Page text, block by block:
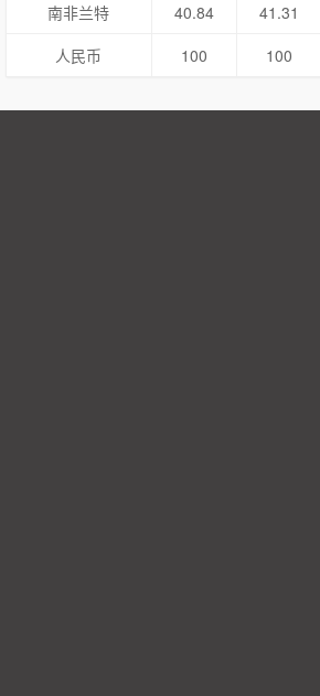
南非兰特
40.84 41.31
人民币
100 100